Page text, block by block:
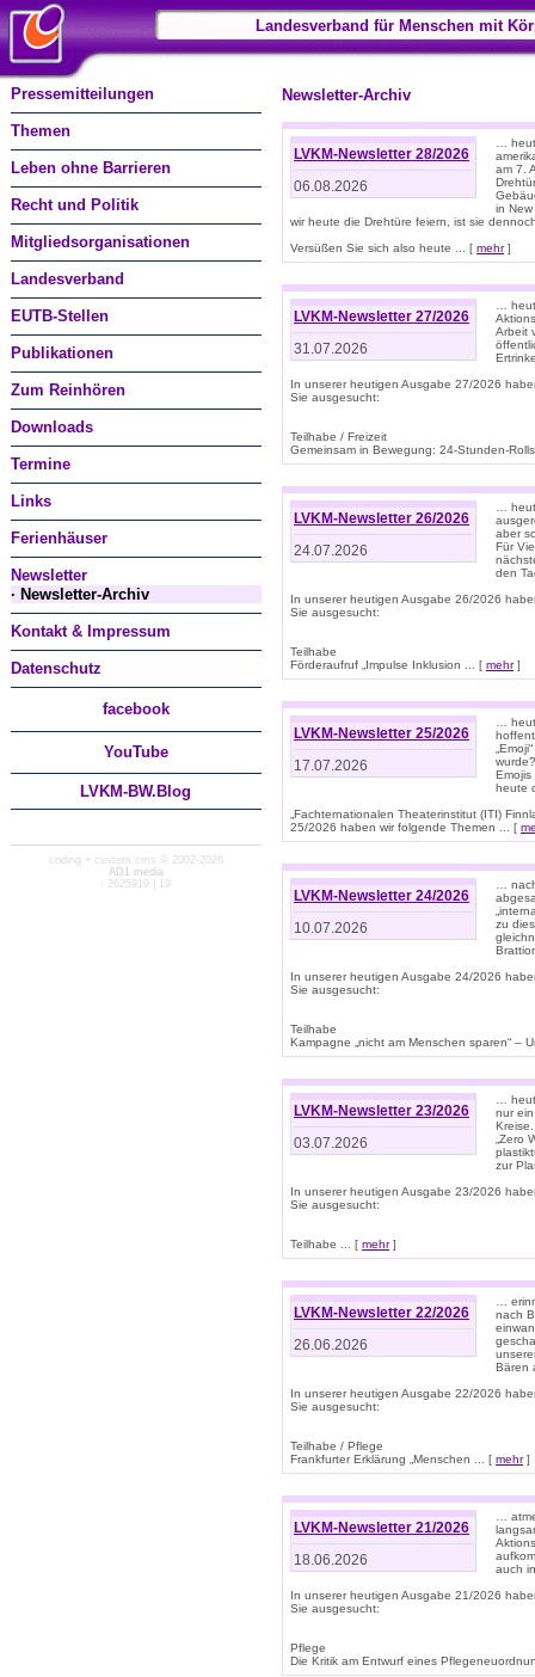
Landesverband für Menschen mit
Pressemitteilungen
Themen
Leben ohne Barrieren
Recht und Politik
Mitgliedsorganisationen
Landesverband
EUTB-Stellen
Publikationen
Zum Reinhören
Downloads
Termine
Links
Ferienhäuser
Newsletter
· Newsletter-Archiv
Kontakt & Impressum
Datenschutz
facebook
YouTube
LVKM-BW.Blog
coding + custom cms © 2002-2026
AD1 media
· 2625919 | 19
Newsletter-Archiv
LVKM-Newsletter 28/2026
06.08.2026
…
am 7.
in
wir heute die Drehtüre feiern, ist sie
Versüßen Sie sich also heute ... [ mehr]
LVKM-Newsletter 27/2026
31.07.2026
…
Arbeit
In unserer heutigen Ausgabe 27/2026
Sie ausgesucht:
Teilhabe / Freizeit
Gemeinsam in Bewegung: 24-Stunden-
LVKM-Newsletter 26/2026
24.07.2026
…
aber
Für
den
In unserer heutigen Ausgabe 26/2026
Sie ausgesucht:
Teilhabe
Förderaufruf „Impulse Inklusion ... [ mehr]
LVKM-Newsletter 25/2026
17.07.2026
…
Emojis
heute
„Fachternationalen Theaterinstitut (ITI)
25/2026 haben wir folgende Themen ... [
LVKM-Newsletter 24/2026
10.07.2026
…
zu
In unserer heutigen Ausgabe 24/2026
Sie ausgesucht:
Teilhabe
Kampagne „nicht am Menschen sparen“ –
LVKM-Newsletter 23/2026
03.07.2026
…
nur
„Zero
zur
In unserer heutigen Ausgabe 23/2026
Sie ausgesucht:
Teilhabe ... [ mehr]
LVKM-Newsletter 22/2026
26.06.2026
…
nach
Bären
In unserer heutigen Ausgabe 22/2026
Sie ausgesucht:
Teilhabe / Pflege
Frankfurter Erklärung „Menschen ... [ mehr]
LVKM-Newsletter 21/2026
18.06.2026
…
auch
In unserer heutigen Ausgabe 21/2026
Sie ausgesucht:
Pflege
Die Kritik am Entwurf eines